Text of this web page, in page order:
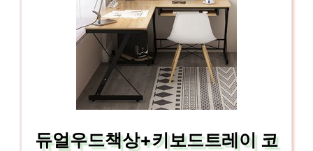
듀얼우드책상+키보드트레이 코